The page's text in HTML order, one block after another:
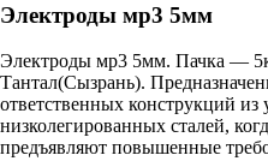
Электроды мр3 5мм
Электроды мр3 5мм. Пачка —
Тантал(Сызрань).
ответственных конструкций из
низколегированных сталей,
предъявляют повышенные